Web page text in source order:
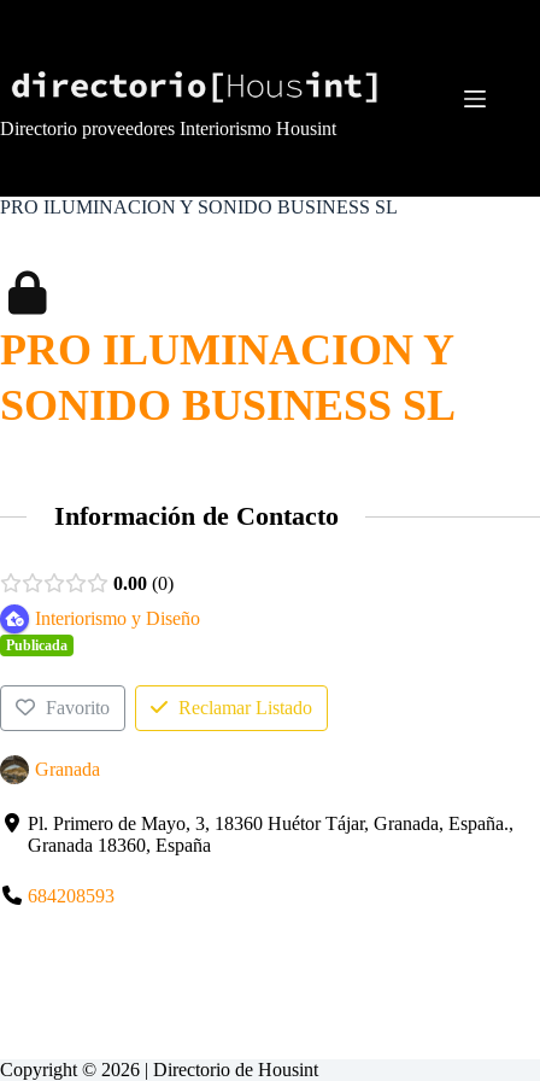
Directorio proveedores Interiorismo Housint
PRO ILUMINACION Y SONIDO BUSINESS SL
PRO ILUMINACION Y
SONIDO BUSINESS SL
Información de Contacto
0.00 0
Interiorismo y Diseño
Publicada
Favorito Reclamar Listado
Granada
Pl. Primero de Mayo, 3, 18360 Huétor Tájar, Granada, España.,
Granada 18360, España
684208593
Copyright © 2026 | Directorio de Housint